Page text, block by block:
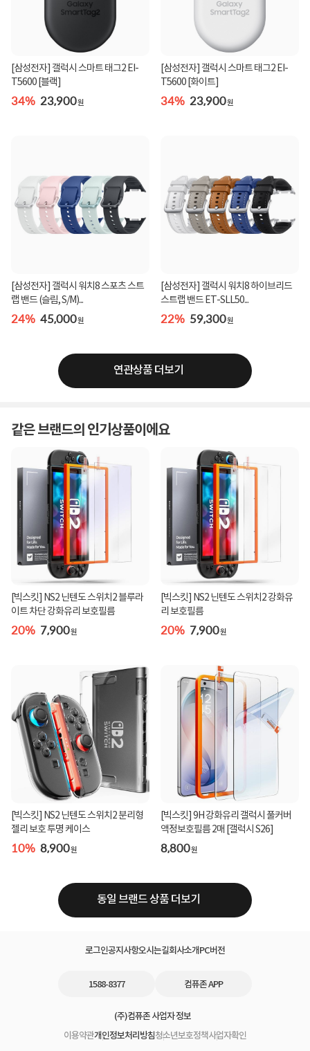
[삼성전자] 갤럭시 스마트 태그2 EI-
T5600 [블랙]
34% 23,900원
[삼성전자] 갤럭시 스마트 태그2 EI-
T5600 [화이트]
34% 23,900원
[삼성전자] 갤럭시 워치8 스포츠 스트
랩 밴드 (슬림, S/M)...
24% 45,000원
[삼성전자] 갤럭시 워치8 하이브리드
스트랩 밴드 ET-SLL50...
22% 59,300원
연관상품 더보기
같은 브랜드의 인기상품이에요
[빅스킷] NS2 닌텐도 스위치2 블루라
이트 차단 강화유리 보호필름
20% 7,900원
[빅스킷] NS2 닌텐도 스위치2 강화유
리 보호필름
20% 7,900원
[빅스킷] NS2 닌텐도 스위치2 분리형
젤리 보호 투명 케이스
10% 8,900원
[빅스킷] 9H 강화유리 갤럭시 풀커버
액정보호필름 2매 [갤럭시 S26]
8,800원
동일 브랜드 상품 더보기
로그인공지사항오시는길회사소개PC버전
1588-8377 컴퓨존 APP
(주)컴퓨존 사업자 정보
이용약관개인정보처리방침청소년보호정책사업자확인